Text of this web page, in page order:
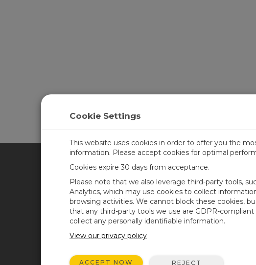
CAMPBELL SCIENTIFIC SPAIN
Productos
Soluciones
Noticias
Blog corporativo
Foro usuarios
Cookie Settings
This website uses cookies in order to offer you the
information. Please accept cookies for optimal
Cookies expire 30 days from acceptance.
Please note that we also leverage third-party tools,
Analytics, which may use cookies to collect
browsing activities. We cannot block these cookies,
that any third-party tools we use are GDPR-
collect any personally identifiable information.
View our privacy policy
ACCEPT NOW REJECT